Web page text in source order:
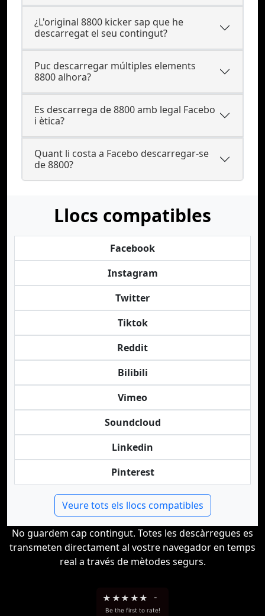
¿L'original 8800 kicker sap que he
descarregat el seu contingut?
Puc descarregar múltiples elements
8800 alhora?
Es descarrega de 8800 amb legal Facebo
i ètica?
Quant li costa a Facebo descarregar-se
de 8800?
Llocs compatibles
Facebook
Instagram
Twitter
Tiktok
Reddit
Bilibili
Vimeo
Soundcloud
Linkedin
Pinterest
Veure tots els llocs compatibles
No guardem cap contingut. Totes les descàrregues es
transmeten directament al vostre navegador en temps
real a través de mètodes segurs.
★ ★★ ★★ -
Be the first to rate!